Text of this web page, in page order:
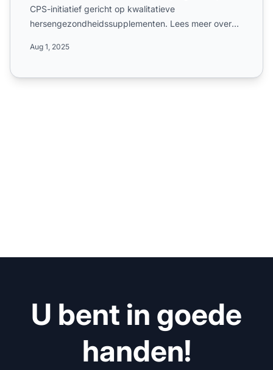
CPS-initiatief gericht op kwalitatieve
hersengezondheidssupplementen. Lees meer over
Aug 1, 2025
U bent in goede
handen!